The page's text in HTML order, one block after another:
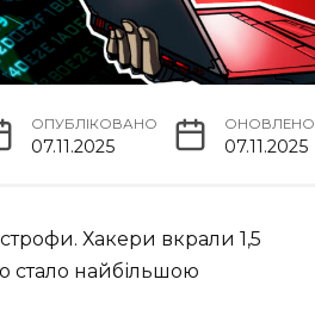
ОПУБЛІКОВАНО
07.11.2025
ОНОВЛЕНО
07.11.2025
Хакери вкрали 1,5
стало найбільшою